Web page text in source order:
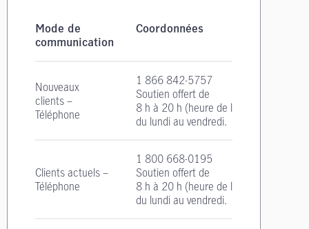
Mode de
communication
Coordonnées
Nouveaux
clients –
Téléphone
1 866 842-5757
Soutien offert de
8 h à 20 h (heure de l'Est)
du lundi au vendredi.
Clients actuels –
Téléphone
1 800 668-0195
Soutien offert de
8 h à 20 h (heure de l'Est)
du lundi au vendredi.